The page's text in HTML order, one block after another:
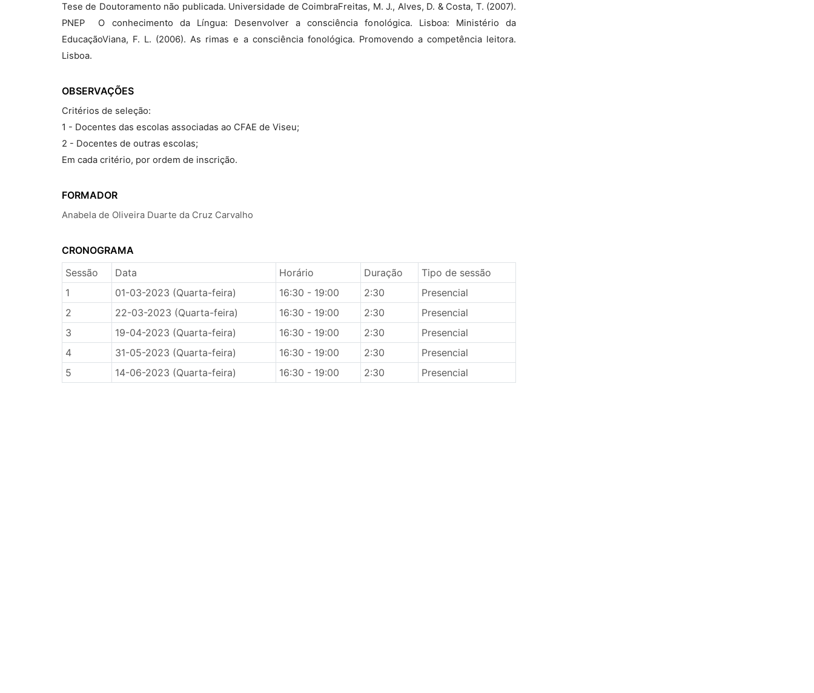
Tese de Doutoramento não publicada. Universidade de CoimbraFreitas, M. J., Alves, D. & Costa, T. (2007).
PNEP  O conhecimento da Língua: Desenvolver a consciência fonológica. Lisboa: Ministério da
EducaçãoViana, F. L. (2006). As rimas e a consciência fonológica. Promovendo a competência leitora.
Lisboa.
OBSERVAÇÕES
Critérios de seleção:
1 - Docentes das escolas associadas ao CFAE de Viseu;
2 - Docentes de outras escolas;
Em cada critério, por ordem de inscrição.
FORMADOR
Anabela de Oliveira Duarte da Cruz Carvalho
CRONOGRAMA
Sessão
Data Horário Duração
Tipo de sessão
1
01-03-2023 (Quarta-feira) 16:30 - 19:00 2:30
Presencial
2
22-03-2023 (Quarta-feira) 16:30 - 19:00 2:30
Presencial
3
19-04-2023 (Quarta-feira) 16:30 - 19:00 2:30
Presencial
4
31-05-2023 (Quarta-feira) 16:30 - 19:00 2:30
Presencial
5
14-06-2023 (Quarta-feira) 16:30 - 19:00 2:30 Presencial